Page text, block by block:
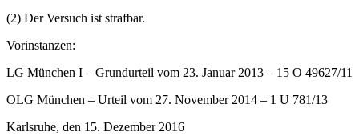
(2) Der Versuch ist strafbar.
Vorinstanzen:
LG München I – Grundurteil vom 23. Januar 2013 – 15 O 49627/11
OLG München – Urteil vom 27. November 2014 – 1 U 781/13
Karlsruhe, den 15. Dezember 2016